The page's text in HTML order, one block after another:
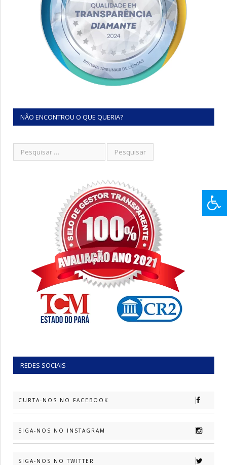
NÃO ENCONTROU O QUE QUERIA?
REDES SOCIAIS
CURTA-NOS NO FACEBOOK
SIGA-NOS NO INSTAGRAM
SIGA-NOS NO TWITTER